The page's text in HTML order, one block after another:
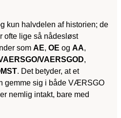
kun halvdelen af historien; de
ofte lige så nådesløst
som AE, OE og AA,
VAERSGOD,
. Det betyder, at et
gemme sig i både VÆRSGO
nemlig intakt, bare med